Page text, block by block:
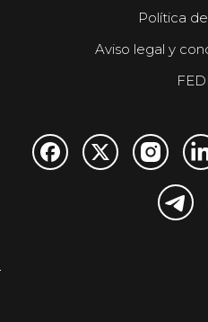
Política
Aviso legal y